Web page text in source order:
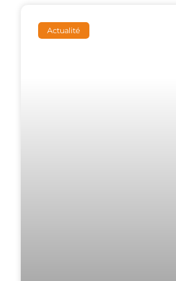
Actualité